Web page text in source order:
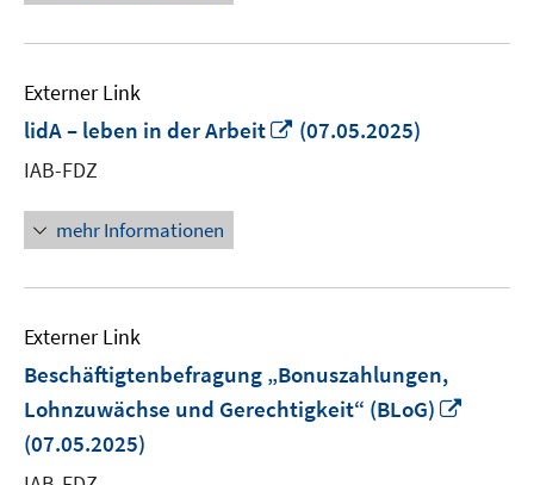
Externer Link
lidA – leben in der Arbeit
In
(07.05.2025)
IAB-FDZ
mehr Informationen
Externer Link
Beschäftigtenbefragung „Bonuszahlungen,
Lohnzuwächse und Gerechtigkeit“ (BLoG)
(07.05.2025)